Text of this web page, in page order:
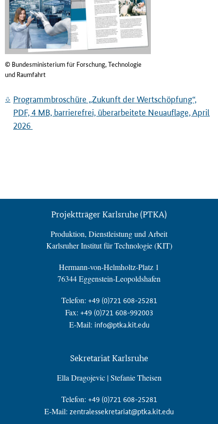
© Bundesministerium für Forschung, Technologie
und Raumfahrt
Programmbroschüre „Zukunft der Wertschöpfung“,
PDF, 4 MB, barrierefrei, überarbeitete Neuauflage, April
2026
Projektträger Karlsruhe (PTKA)
Produktion, Dienstleistung und Arbeit
Karlsruher Institut für Technologie (KIT)
Hermann-von-Helmholtz-Platz 1
76344 Eggenstein-Leopoldshafen
Telefon: +49 (0)721 608-25281
Fax: +49 (0)721 608-992003
E-Mail: info@ptka.kit.edu
Sekretariat Karlsruhe
Ella Dragojevic | Stefanie Theisen
Telefon: +49 (0)721 608-25281
E-Mail: zentralessekretariat@ptka.kit.edu